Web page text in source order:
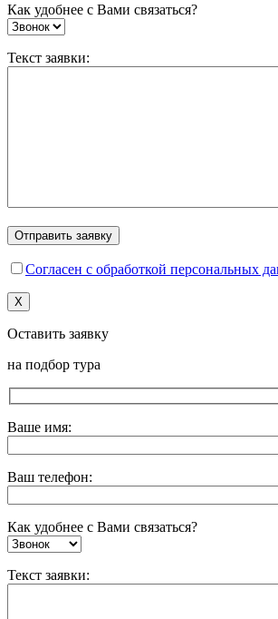
Как удобнее с Вами связаться?
Текст заявки:
Согласен с обработкой персональных
X
Оставить заявку
на подбор тура
Ваше имя:
Ваш телефон:
Как удобнее с Вами связаться?
Текст заявки: